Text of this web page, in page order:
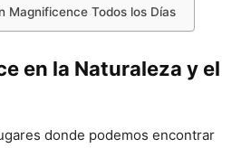
Magnificence Todos los Días
en la Naturaleza y el
donde podemos encontrar